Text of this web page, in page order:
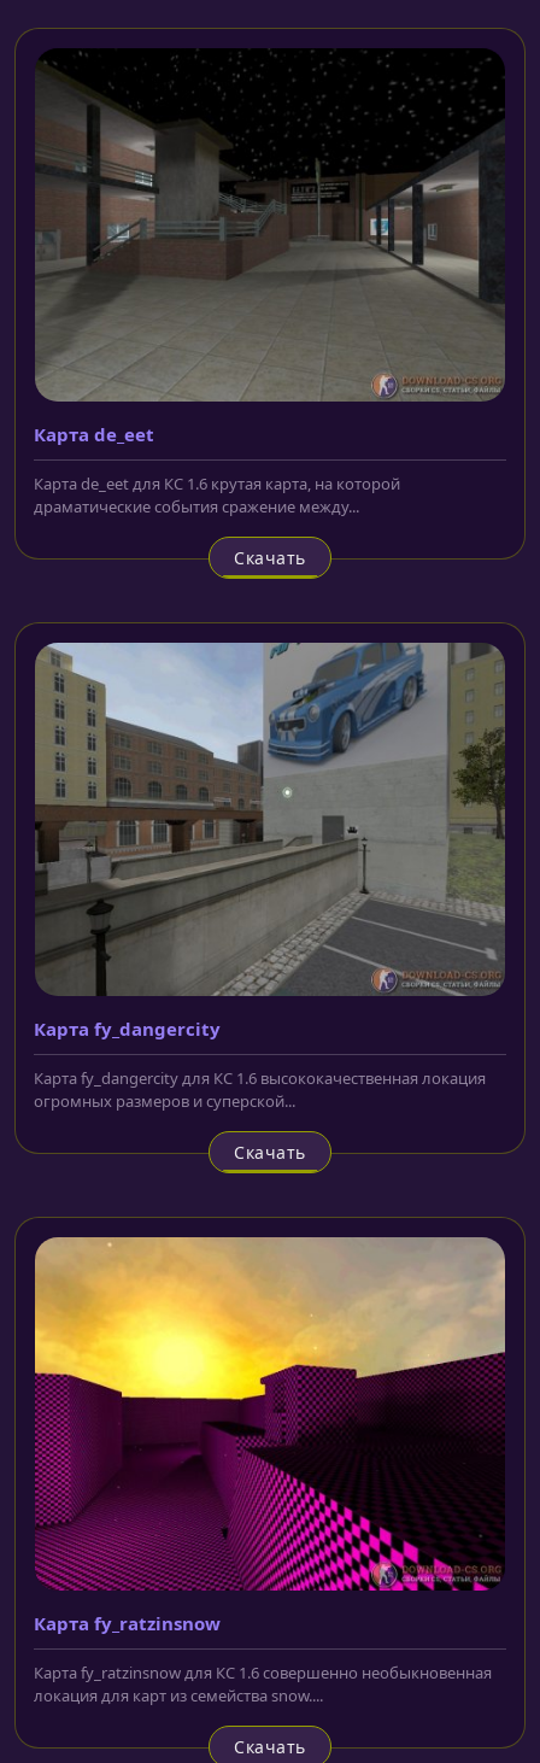
Карта de_eet
Карта de_eet для КС 1.6 крутая карта, на которой
драматические события сражение между...
Скачать
Карта fy_dangercity
Карта fy_dangercity для КС 1.6 высококачественная локация
огромных размеров и суперской...
Скачать
Карта fy_ratzinsnow
Карта fy_ratzinsnow для КС 1.6 совершенно необыкновенная
локация для карт из семейства snow....
Скачать